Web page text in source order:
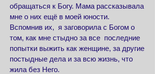
обращаться к Богу. Мама рассказывала
мне о них ещё в моей юности.
Вспомнив их, я заговорила с Богом о
том, как мне стыдно за все последние
попытки выжить как женщине, за другие
постыдные дела и за всю жизнь, что
жила без Него.